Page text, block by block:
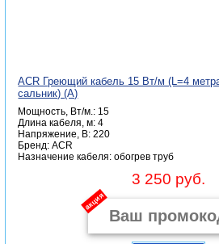
ACR Греющий кабель 15 Вт/м (L=4
сальник) (А)
Мощность, Вт/м.: 15
Длина кабеля, м: 4
Напряжение, В: 220
Бренд: ACR
Назначение кабеля: обогрев труб
3 250 руб.
акция